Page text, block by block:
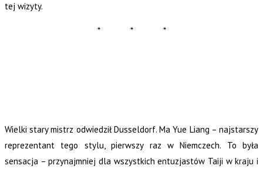
tej wizyty.
* * *
Wielki stary mistrz odwiedził Dusseldorf. Ma Yue Liang – najstarszy
reprezentant tego stylu, pierwszy raz w Niemczech. To była
sensacja – przynajmniej dla wszystkich entuzjastów Taiji w kraju i